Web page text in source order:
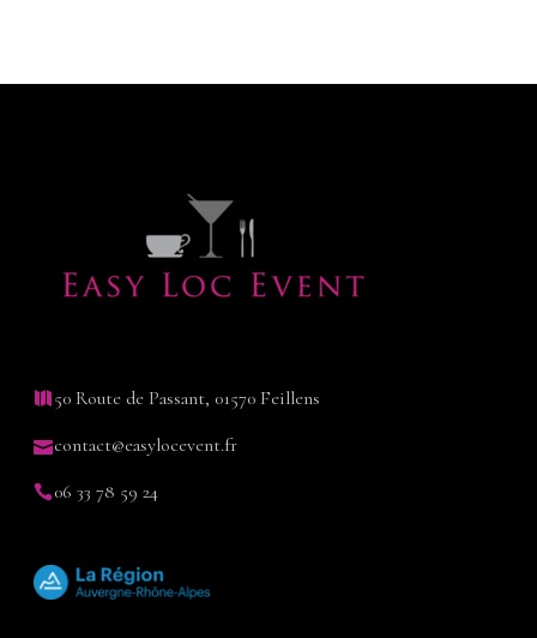
50 Route de Passant, 01570 Feillens
contact@easylocevent.fr
06 33 78 59 24